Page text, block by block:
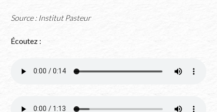
Source : Institut Pasteur
Écoutez :